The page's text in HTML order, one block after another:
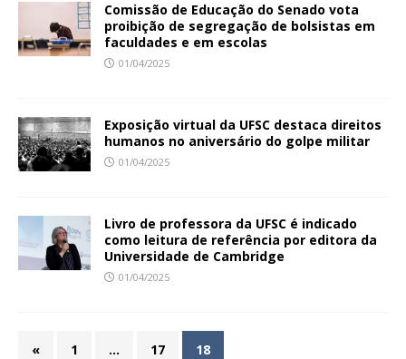
Comissão de Educação do Senado vota
proibição de segregação de bolsistas em
faculdades e em escolas
01/04/2025
Exposição virtual da UFSC destaca direitos
humanos no aniversário do golpe militar
01/04/2025
Livro de professora da UFSC é indicado
como leitura de referência por editora da
Universidade de Cambridge
01/04/2025
« 1 … 17 18